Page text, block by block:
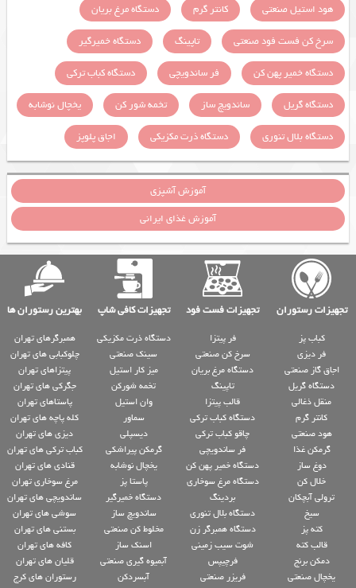
هود استیل صنعتی
کانتر گرم
دستگاه مرغ بریان
سرخ کن فست فود صنعتی
تاپینگ
دستگاه خمیرگیر
دستگاه خمیر پهن کن
فر ساندویچی
دستگاه کباب ترکی
دستگاه گریل
ساندویچ ساز تخمه شور کن
یخچال نوشابه
دستگاه بلال تنوری
دستگاه ذرت مکزیکی اجاق پلوپز
آموزش آشپزی
آموزش غذای ایرانی
تجهیزات رستوران تجهیزات فست فود تجهیزات کافی شاپ بهترین رستوران ها
کباب پز
فر دیزی
اجاق گاز صنعتی
دستگاه گریل
منقل ذغالی
کانتر گرم
هود صنعتی
گرمکن غذا
دوغ ساز
خلال کن
ترولی آبچکان
سیخ
کته پز
قالب کته
دمکن برنج
یخچال صنعتی
فر پیتزا
سرخ کن صنعتی
دستگاه مرغ بریان
تاپینگ
قالب پیتزا
دستگاه کباب ترکی
چاقو کباب ترکی
فر ساندویچی
دستگاه خمیر پهن کن
دستگاه مرغ سوخاری
بردینگ
دستگاه بلال تنوری
دستگاه همبرگر زن
شوت سیب زمینی
فرچیپس
فریزر صنعتی
دستگاه ذرت مکزیکی
سینک صنعتی
میز کار استیل
تخمه شورکن
وان استیل
سماور
دیسپلی
گرمکن پیراشکی
یخچال نوشابه
پاستا پز
دستگاه خمیرگیر
ساندویچ ساز
مخلوط کن صنعتی
اسنک ساز
آبمیوه گیری صنعتی
آبسردکن
همبرگرهای تهران
چلوکبابی های تهران
پیتزاهای تهران
جگرکی های تهران
پاستاهای تهران
کله پاچه های تهران
دیزی های تهران
کباب ترکی های تهران
قنادی های تهران
مرغ سوخاری تهران
ساندویچی های تهران
سوشی های تهران
بستنی های تهران
کافه های تهران
قلیان های تهران
رستوران های کرج